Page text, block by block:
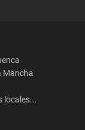
Mancha
locales...